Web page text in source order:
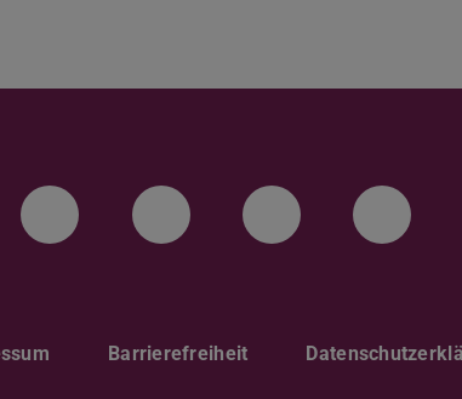
LinkedIn-Seite der TU
Instagram-Kanal
Bluesky-
Barrierefreiheit